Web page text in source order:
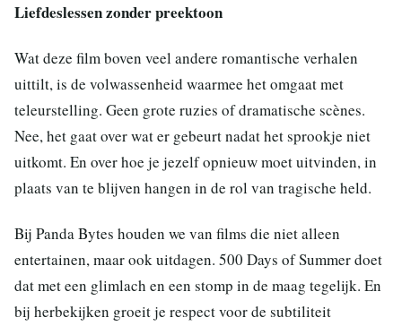
Liefdeslessen zonder preektoon
Wat deze film boven veel andere romantische verhalen
uittilt, is de volwassenheid waarmee het omgaat met
teleurstelling. Geen grote ruzies of dramatische scènes.
Nee, het gaat over wat er gebeurt nadat het sprookje niet
uitkomt. En over hoe je jezelf opnieuw moet uitvinden, in
plaats van te blijven hangen in de rol van tragische held.
Bij Panda Bytes houden we van films die niet alleen
entertainen, maar ook uitdagen. 500 Days of Summer doet
dat met een glimlach en een stomp in de maag tegelijk. En
bij herbekijken groeit je respect voor de subtiliteit